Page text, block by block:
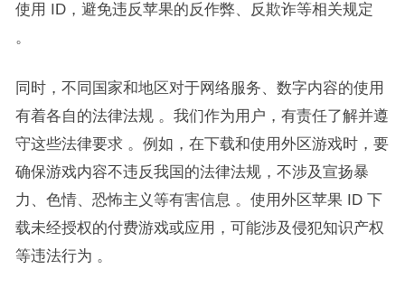
使用 ID，避免违反苹果的反作弊、反欺诈等相关规定
。​
同时，不同国家和地区对于网络服务、数字内容的使用
有着各自的法律法规 。我们作为用户，有责任了解并遵
守这些法律要求 。例如，在下载和使用外区游戏时，要
确保游戏内容不违反我国的法律法规，不涉及宣扬暴
力、色情、恐怖主义等有害信息 。使用外区苹果 ID 下
载未经授权的付费游戏或应用，可能涉及侵犯知识产权
等违法行为 。​